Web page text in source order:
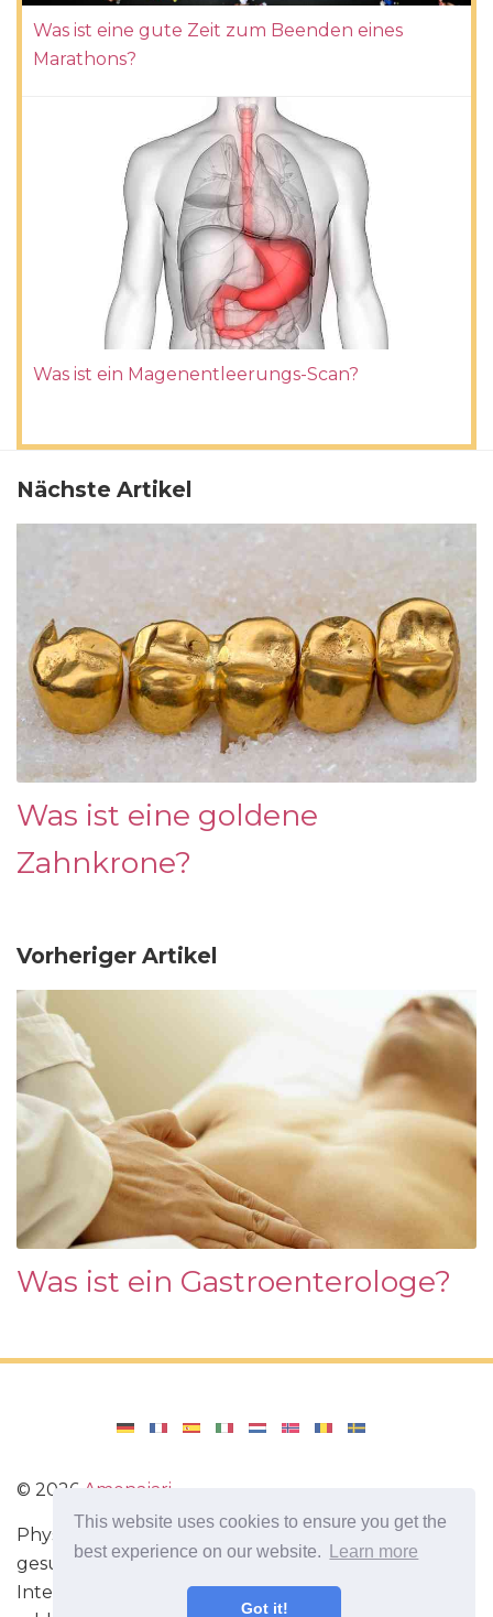
This website uses cookies to ensure you get the
best experience on our website.
Learn more
Got it!
Was ist eine gute Zeit zum Beenden eines
Marathons?
Was ist ein Magenentleerungs-Scan?
Nächste Artikel
Was ist eine goldene
Zahnkrone?
Vorheriger Artikel
Was ist ein Gastroenterologe?
© 2026 Amenajari
Physische Übungen. Diäten und Rezepte für eine
gesunde Ernährung. Übungen für das Gehirn.
Interessante Fakten. Selbstentwicklung. Sei heute